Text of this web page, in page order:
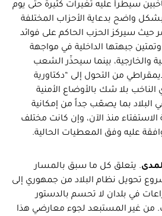
سيطرأ عليه تغيرات كثيرة حتى يوم
واضح بدعاية الأحزاب المختلفة
حيث سيركز الحزب الحاكم على فوائد
جبهتها الداخلية في مواجهة
والخارجية، بينما سيحذّر الشعب
من التحول إلى “دكتاورية
الناخب بلا شك بالأوضاع الأمنية
البلاد بما يصعّب جداً من إمكانية
منذ الآن، وإن كانت مختلف
عليه وفق المعطيات الحالية.
. يتعلق كل ما سبق بالمسار
تحويل نظام البلاد من جمهوري إلى
في بلدان لا تحسم بالدستور
من غير المستبعد لجوء معارضي هذا